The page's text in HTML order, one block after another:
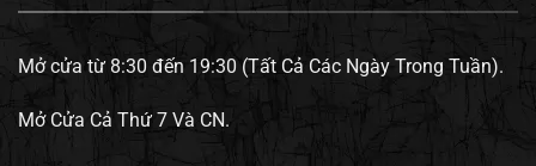
Mở cửa từ 8:30 đến 19:30 (Tất Cả Các Ngày Trong Tuần).
Mở Cửa Cả Thứ 7 Và CN.